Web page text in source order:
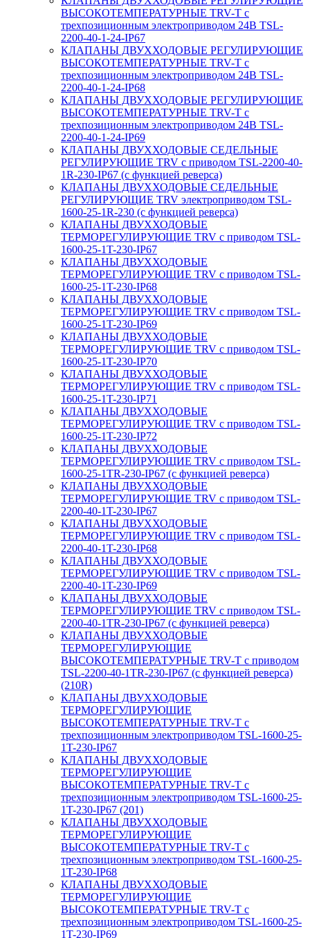
ВЫСОКОТЕМПЕРАТУРНЫЕ TRV-T с
трехпозиционным электроприводом 24В TSL-
2200-40-1-24-IP67
КЛАПАНЫ ДВУХХОДОВЫЕ РЕГУЛИРУЮЩИЕ
ВЫСОКОТЕМПЕРАТУРНЫЕ TRV-T с
трехпозиционным электроприводом 24В TSL-
2200-40-1-24-IP68
КЛАПАНЫ ДВУХХОДОВЫЕ РЕГУЛИРУЮЩИЕ
ВЫСОКОТЕМПЕРАТУРНЫЕ TRV-T с
трехпозиционным электроприводом 24В TSL-
2200-40-1-24-IP69
КЛАПАНЫ ДВУХХОДОВЫЕ СЕДЕЛЬНЫЕ
РЕГУЛИРУЮЩИЕ TRV с приводом TSL-2200-40-
1R-230-IP67 (с функцией реверса)
КЛАПАНЫ ДВУХХОДОВЫЕ СЕДЕЛЬНЫЕ
РЕГУЛИРУЮЩИЕ TRV электроприводом TSL-
1600-25-1R-230 (с функцией реверса)
КЛАПАНЫ ДВУХХОДОВЫЕ
ТЕРМОРЕГУЛИРУЮЩИЕ TRV с приводом TSL-
1600-25-1T-230-IP67
КЛАПАНЫ ДВУХХОДОВЫЕ
ТЕРМОРЕГУЛИРУЮЩИЕ TRV с приводом TSL-
1600-25-1T-230-IP68
КЛАПАНЫ ДВУХХОДОВЫЕ
ТЕРМОРЕГУЛИРУЮЩИЕ TRV с приводом TSL-
1600-25-1T-230-IP69
КЛАПАНЫ ДВУХХОДОВЫЕ
ТЕРМОРЕГУЛИРУЮЩИЕ TRV с приводом TSL-
1600-25-1T-230-IP70
КЛАПАНЫ ДВУХХОДОВЫЕ
ТЕРМОРЕГУЛИРУЮЩИЕ TRV с приводом TSL-
1600-25-1T-230-IP71
КЛАПАНЫ ДВУХХОДОВЫЕ
ТЕРМОРЕГУЛИРУЮЩИЕ TRV с приводом TSL-
1600-25-1T-230-IP72
КЛАПАНЫ ДВУХХОДОВЫЕ
ТЕРМОРЕГУЛИРУЮЩИЕ TRV с приводом TSL-
1600-25-1TR-230-IP67 (с функцией реверса)
КЛАПАНЫ ДВУХХОДОВЫЕ
ТЕРМОРЕГУЛИРУЮЩИЕ TRV с приводом TSL-
2200-40-1T-230-IP67
КЛАПАНЫ ДВУХХОДОВЫЕ
ТЕРМОРЕГУЛИРУЮЩИЕ TRV с приводом TSL-
2200-40-1T-230-IP68
КЛАПАНЫ ДВУХХОДОВЫЕ
ТЕРМОРЕГУЛИРУЮЩИЕ TRV с приводом TSL-
2200-40-1T-230-IP69
КЛАПАНЫ ДВУХХОДОВЫЕ
ТЕРМОРЕГУЛИРУЮЩИЕ TRV с приводом TSL-
2200-40-1TR-230-IP67 (с функцией реверса)
КЛАПАНЫ ДВУХХОДОВЫЕ
ТЕРМОРЕГУЛИРУЮЩИЕ
ВЫСОКОТЕМПЕРАТУРНЫЕ TRV-T с приводом
TSL-2200-40-1TR-230-IP67 (с функцией реверса)
(210R)
КЛАПАНЫ ДВУХХОДОВЫЕ
ТЕРМОРЕГУЛИРУЮЩИЕ
ВЫСОКОТЕМПЕРАТУРНЫЕ TRV-T с
трехпозиционным электроприводом TSL-1600-25-
1T-230-IP67
КЛАПАНЫ ДВУХХОДОВЫЕ
ТЕРМОРЕГУЛИРУЮЩИЕ
ВЫСОКОТЕМПЕРАТУРНЫЕ TRV-T с
трехпозиционным электроприводом TSL-1600-25-
1T-230-IP67 (201)
КЛАПАНЫ ДВУХХОДОВЫЕ
ТЕРМОРЕГУЛИРУЮЩИЕ
ВЫСОКОТЕМПЕРАТУРНЫЕ TRV-T с
трехпозиционным электроприводом TSL-1600-25-
1T-230-IP68
КЛАПАНЫ ДВУХХОДОВЫЕ
ТЕРМОРЕГУЛИРУЮЩИЕ
ВЫСОКОТЕМПЕРАТУРНЫЕ TRV-T с
трехпозиционным электроприводом TSL-1600-25-
1T-230-IP69